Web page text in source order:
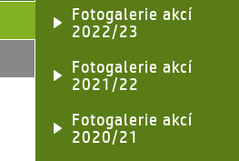
Fotogalerie akcí
2022/23
Fotogalerie akcí
2021/22
Fotogalerie akcí
2020/21